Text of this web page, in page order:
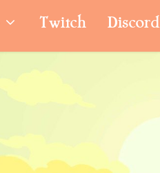
Twitch Discord